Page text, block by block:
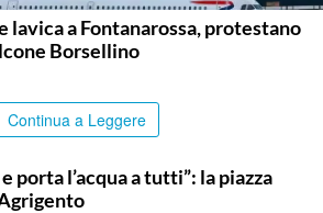
lavica a Fontanarossa, protestano
Borsellino
Continua a Leggere
porta l’acqua a tutti”: la piazza